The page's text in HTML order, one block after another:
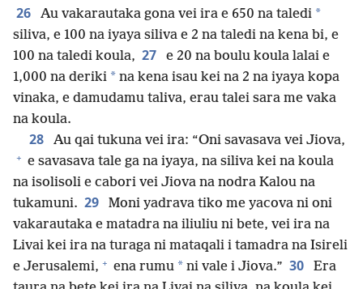
26 Au vakarautaka gona vei ira e 650 na taledi *
siliva, e 100 na iyaya siliva e 2 na taledi na kena bi, e
100 na taledi koula, 27
e 20 na boulu koula lalai e
1,000 na deriki * na kena isau kei na 2 na iyaya kopa
vinaka, e damudamu taliva, erau talei sara me vaka
na koula.
28 Au qai tukuna vei ira: “Oni savasava vei Jiova,
+ e savasava tale ga na iyaya, na siliva kei na koula
na isolisoli e cabori vei Jiova na nodra Kalou na
tukamuni. 29
Moni yadrava tiko me yacova ni oni
vakarautaka e matadra na iliuliu ni bete, vei ira na
Livai kei ira na turaga ni mataqali i tamadra na Isireli
e Jerusalemi, + ena rumu * ni vale i Jiova.” 30
Era